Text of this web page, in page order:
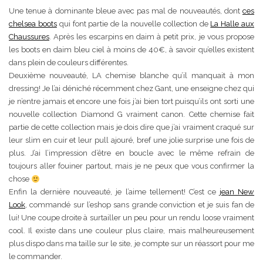
Une tenue à dominante bleue avec pas mal de nouveautés, dont ces
chelsea bootsqui font partie de la nouvelle collection de La Halle aux
Chaussures. Après les escarpins en daim à petit prix, je vous propose
les boots en daim bleu ciel à moins de 40€, à savoir qu’elles existent
dans plein de couleurs différentes.
Deuxième nouveauté, LA chemise blanche qu’il manquait à mon
dressing! Je l’ai déniché récemment chez Gant, une enseigne chez qui
je n’entre jamais et encore une fois j’ai bien tort puisqu’ils ont sorti une
nouvelle collection Diamond G vraiment canon. Cette chemise fait
partie de cette collection mais je dois dire que j’ai vraiment craqué sur
leur slim en cuir et leur pull ajouré, bref une jolie surprise une fois de
plus. J’ai l’impression d’être en boucle avec le même refrain de
toujours aller fouiner partout, mais je ne peux que vous confirmer la
chose
Enfin la dernière nouveauté, je l’aime tellement! C’est ce jean New
Look, commandé sur l’eshop sans grande conviction et je suis fan de
lui! Une coupe droite à surtailler un peu pour un rendu loose vraiment
cool. Il existe dans une couleur plus claire, mais malheureusement
plus dispo dans ma taille sur le site, je compte sur un réassort pour me
le commander.